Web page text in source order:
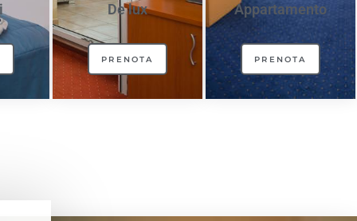
De lux
PRENOTA
Appartamento
PRENOTA